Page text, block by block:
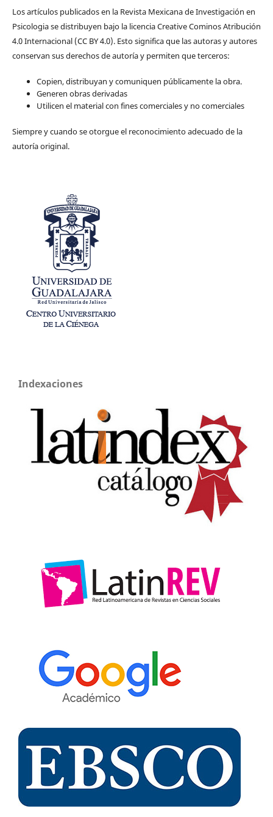
Los artículos publicados en la Revista Mexicana de Investigación en
Psicologia se distribuyen bajo la licencia Creative Cominos Atribución
4.0 Internacional (CC BY 4.0). Esto significa que las autoras y autores
conservan sus derechos de autoría y permiten que terceros:
Copien, distribuyan y comuniquen públicamente la obra.
Generen obras derivadas
Utilicen el material con fines comerciales y no comerciales
Siempre y cuando se otorgue el reconocimiento adecuado de la
autoría original.
Indexaciones